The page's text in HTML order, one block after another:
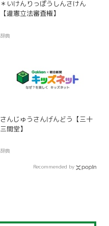
＊いけんりっぽうしんさけん
【違憲立法審査権】
辞典
さんじゅうさんげんどう【三十
三間堂】
辞典
Recommended by